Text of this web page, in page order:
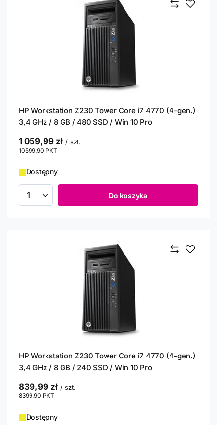
HP Workstation Z230 Tower Core i7 4770 (4-gen.)
3,4 GHz / 8 GB / 480 SSD / Win 10 Pro
1 059,99 zł / szt.
10599.90 PKT
Dostępny
Ilość produktów Do koszyka
HP Workstation Z230 Tower Core i7 4770 (4-gen.)
3,4 GHz / 8 GB / 240 SSD / Win 10 Pro
839,99 zł / szt.
8399.90 PKT
Dostępny